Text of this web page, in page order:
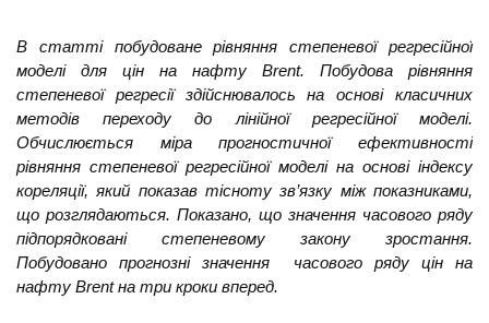
В статті побудоване рівняння степеневої регресійної
моделі для цін на нафту Brent. Побудова рівняння
степеневої регресії здійснювалось на основі класичних
методів переходу до лінійної регресійної моделі.
Обчислюється міра прогностичної ефективності
рівняння степеневої регресійної моделі на основі індексу
кореляції, який показав тісноту зв’язку між показниками,
що розглядаються. Показано, що значення часового ряду
підпорядковані степеневому закону зростання.
Побудовано прогнозні значення часового ряду цін на
нафту Brent на три кроки вперед.